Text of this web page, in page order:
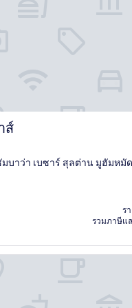
ส์
บาว่า เบซาร์ สุลต่าน มูฮัมหมั
ร
รวมภาษีแ